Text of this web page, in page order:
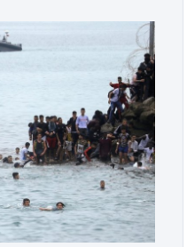
الرئيسي للمستشفى بسبب
وأكدت إدارة المستشفى أن
مصلحة الولادة، حيث تم